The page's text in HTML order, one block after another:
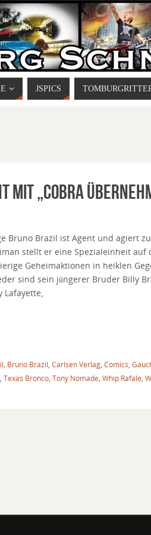
JSPICS
„Cobra
Bruno Brazil ist Agent und agiert
stellt er eine Spezialeinheit auf
Geheimaktionen in heiklen
sind sein jüngerer Bruder Billy
Lafayette,
Bruno Brazil Carlsen Verlag Comics
Texas Bronco Tony Nomade Whip Rafale